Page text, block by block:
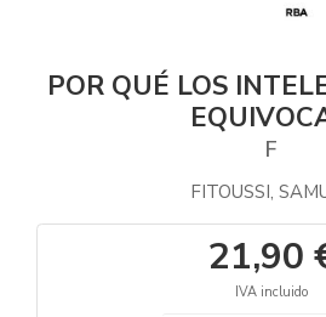
POR QUÉ LOS
F
FITOUSSI,
21,90
IVA incluido